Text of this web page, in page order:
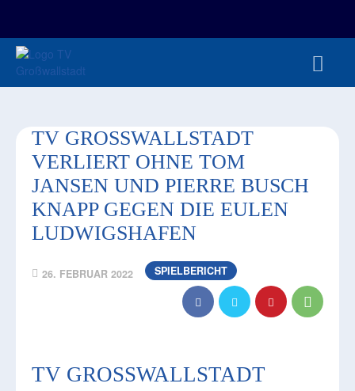
TV GROSSWALLSTADT V
ERLIERT OHNE TOM J
ANSEN UND PIERRE BUSCH K
NAPP GEGEN DIE EULEN L
UDWIGSHAFEN
26. FEBRUAR 2022 SPIELBERICHT
TV GROSSWALLSTADT V